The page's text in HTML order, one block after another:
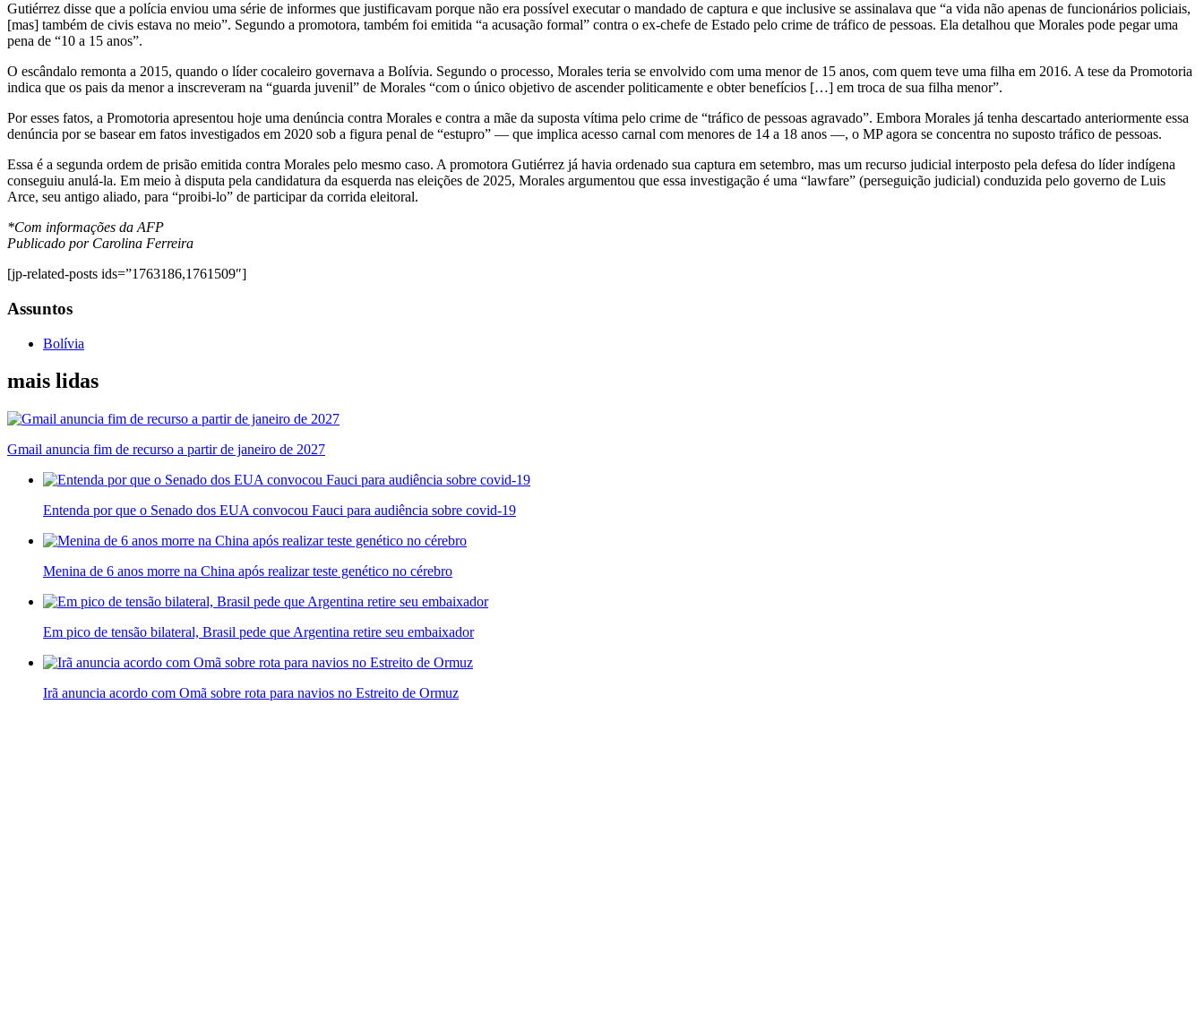
Gutiérrez disse que a polícia enviou uma série de informes que justificavam porque não era possível executar o mandado de captura e que inclusive se assinalava que “a vida não apenas de funcionários policiais,
[mas] também de civis estava no meio”. Segundo a promotora, também foi emitida “a acusação formal” contra o ex-chefe de Estado pelo crime de tráfico de pessoas. Ela detalhou que Morales pode pegar uma
pena de “10 a 15 anos”.
O escândalo remonta a 2015, quando o líder cocaleiro governava a Bolívia. Segundo o processo, Morales teria se envolvido com uma menor de 15 anos, com quem teve uma filha em 2016. A tese da Promotoria
indica que os pais da menor a inscreveram na “guarda juvenil” de Morales “com o único objetivo de ascender politicamente e obter benefícios […] em troca de sua filha menor”.
Por esses fatos, a Promotoria apresentou hoje uma denúncia contra Morales e contra a mãe da suposta vítima pelo crime de “tráfico de pessoas agravado”. Embora Morales já tenha descartado anteriormente essa
denúncia por se basear em fatos investigados em 2020 sob a figura penal de “estupro” — que implica acesso carnal com menores de 14 a 18 anos —, o MP agora se concentra no suposto tráfico de pessoas.
Essa é a segunda ordem de prisão emitida contra Morales pelo mesmo caso. A promotora Gutiérrez já havia ordenado sua captura em setembro, mas um recurso judicial interposto pela defesa do líder indígena
conseguiu anulá-la. Em meio à disputa pela candidatura da esquerda nas eleições de 2025, Morales argumentou que essa investigação é uma “lawfare” (perseguição judicial) conduzida pelo governo de Luis
Arce, seu antigo aliado, para “proibi-lo” de participar da corrida eleitoral.
*Com informações da AFP
Publicado por Carolina Ferreira
[jp-related-posts ids=”1763186,1761509″]
Assuntos
Bolívia
mais lidas
Gmail anuncia fim de recurso a partir de janeiro de 2027
Entenda por que o Senado dos EUA convocou Fauci para audiência sobre covid-19
Menina de 6 anos morre na China após realizar teste genético no cérebro
Em pico de tensão bilateral, Brasil pede que Argentina retire seu embaixador
Irã anuncia acordo com Omã sobre rota para navios no Estreito de Ormuz